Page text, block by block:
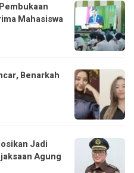
Mahasiswa
Benarkah
Jadi
Agung